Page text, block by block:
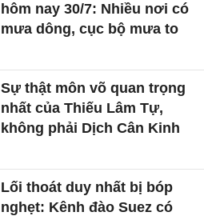
hôm nay 30/7: Nhiều nơi có
mưa dông, cục bộ mưa to
Sự thật môn võ quan trọng
nhất của Thiếu Lâm Tự,
không phải Dịch Cân Kinh
Lối thoát duy nhất bị bóp
nghẹt: Kênh đào Suez có